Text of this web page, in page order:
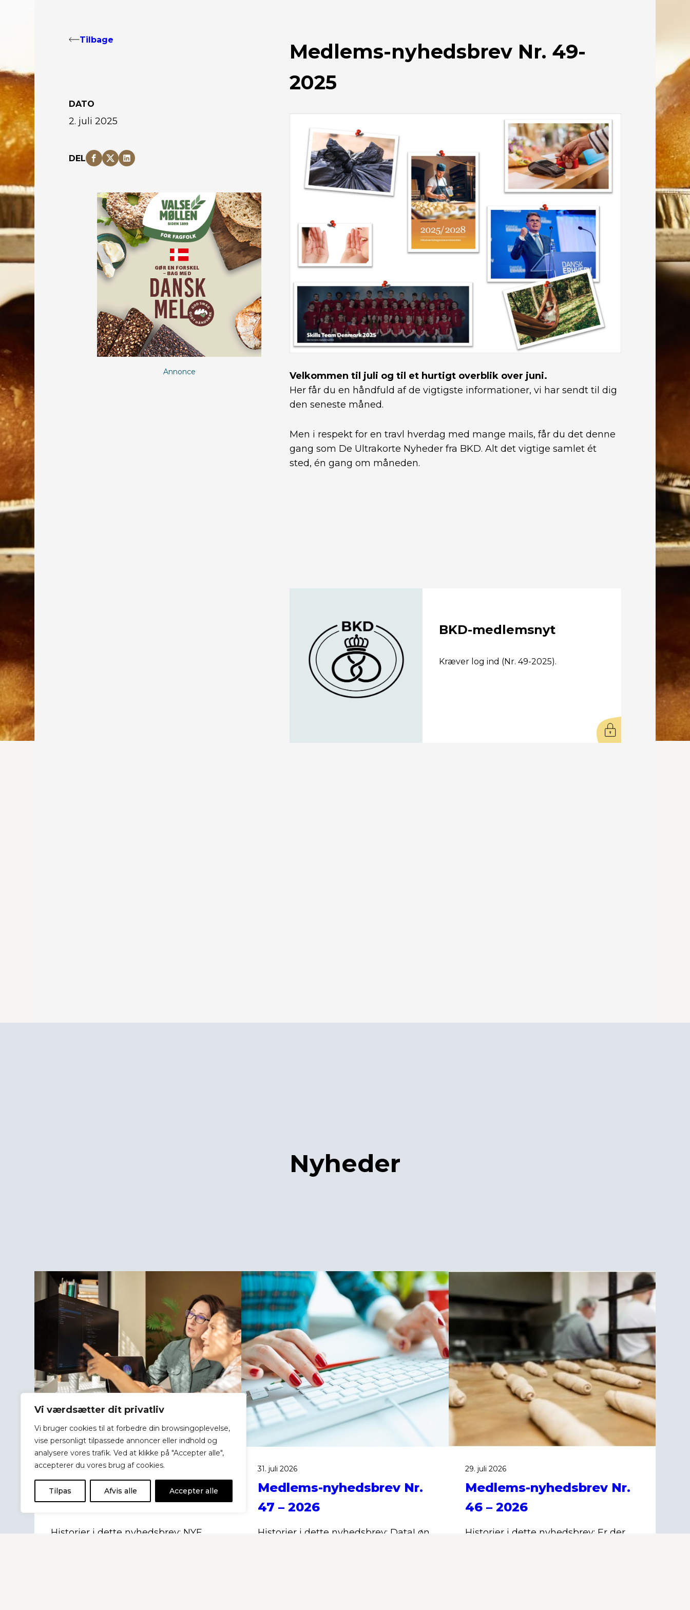
Vi værdsætter dit privatliv
Vi bruger cookies til at forbedre din browsingoplevelse,
vise personligt tilpassede annoncer eller indhold og
analysere vores trafik. Ved at klikke på "Accepter alle",
accepterer du vores brug af cookies.
Tilpas Afvis alle Accepter alle
Tilbage
DATO
2. juli 2025
DEL
Annonce
Medlems-nyhedsbrev Nr. 49-
2025
Velkommen til juli og til et hurtigt overblik over juni.
Her får du en håndfuld af de vigtigste informationer, vi har sendt til dig
den seneste måned.
Men i respekt for en travl hverdag med mange mails, får du det denne
gang som De Ultrakorte Nyheder fra BKD. Alt det vigtige samlet ét
sted, én gang om måneden.
BKD-medlemsnyt
Kræver log ind (Nr. 49-2025).
Nyheder
4. august 2026
Medlems-nyhedsbrev Nr.
48 – 2026
Historier i dette nyhedsbrev: NYE
31. juli 2026
Medlems-nyhedsbrev Nr.
47 – 2026
Historier i dette nyhedsbrev: DataLøn
29. juli 2026
Medlems-nyhedsbrev Nr.
46 – 2026
Historier i dette nyhedsbrev: Er der